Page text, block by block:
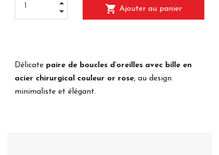
shopping_cart Ajouter au panier
Délicate paire de boucles d’oreilles avec bille en
acier chirurgical couleur or rose, au design
minimaliste et élégant.